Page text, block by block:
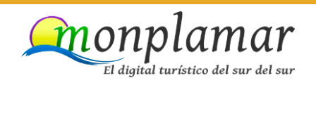
Skip
content